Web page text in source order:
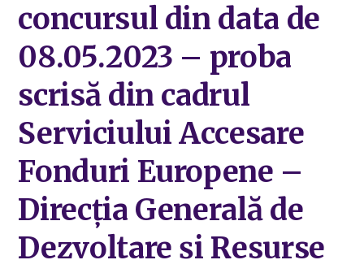
concursul din data de
08.05.2023 – proba
scrisă din cadrul
Serviciului Accesare
Fonduri Europene –
Direcția Generală de
Dezvoltare și Resurse